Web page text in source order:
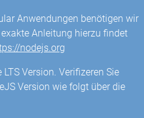
Anwendungen benötigen wir
Anleitung hierzu findet
nodejs.org
Version. Verifizeren Sie
Version wie folgt über die